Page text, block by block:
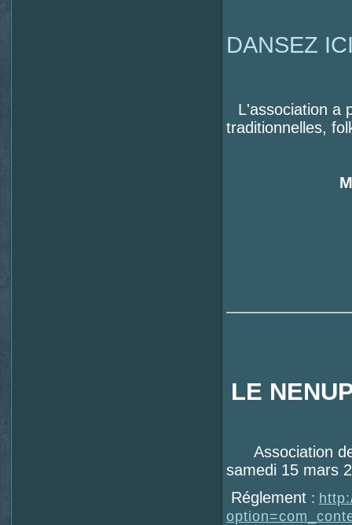
DANSEZ
L'association a
traditionnelles,
LE
Association de
samedi 15 mars
Réglement :